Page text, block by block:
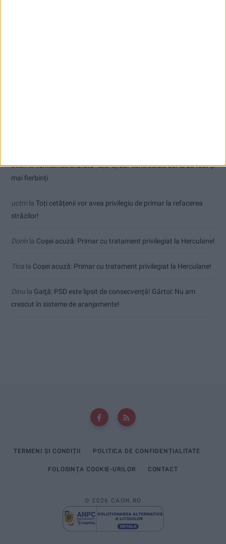
JeanlaTermometrul arăta 42,5°C, dar controalele CJAS au fost și
mai fierbinți
uctmla Toți cetățenii vor avea privilegiu de primar la refacerea
străzilor!
Dorin la Coșei acuză: Primar cu tratament privilegiat la Herculane!
Tica la Coșei acuză: Primar cu tratament privilegiat la Herculane!
Dinu la Gaiţă: PSD este lipsit de consecvență! Gârtoi: Nu am
crescut în sisteme de aranjamente!
TERMENI ȘI CONDIȚII POLITICA DE CONFIDENȚIALITATE
FOLOSINȚA COOKIE-URILOR CONTACT
© 2026 CAON.RO